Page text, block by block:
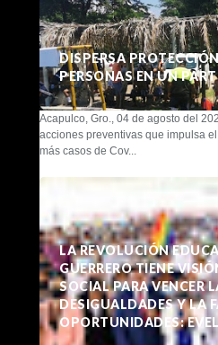
DISPERSA
PERSONAS EN UN
Acapulco, Gro., 04 de agosto del
acciones preventivas que impulsa
más casos de Cov...
LA REVOLUCIÓN
GUERRERO TIENE
SOCIAL PARA VENCER
DESIGUALDADES Y LA
OPORTUNIDADES: